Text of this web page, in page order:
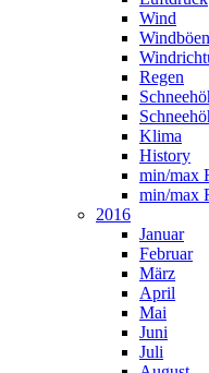
Wind
Windböen
Regen
Klima
History
min/max
min/max
2016
Januar
Februar
März
April
Mai
Juni
Juli